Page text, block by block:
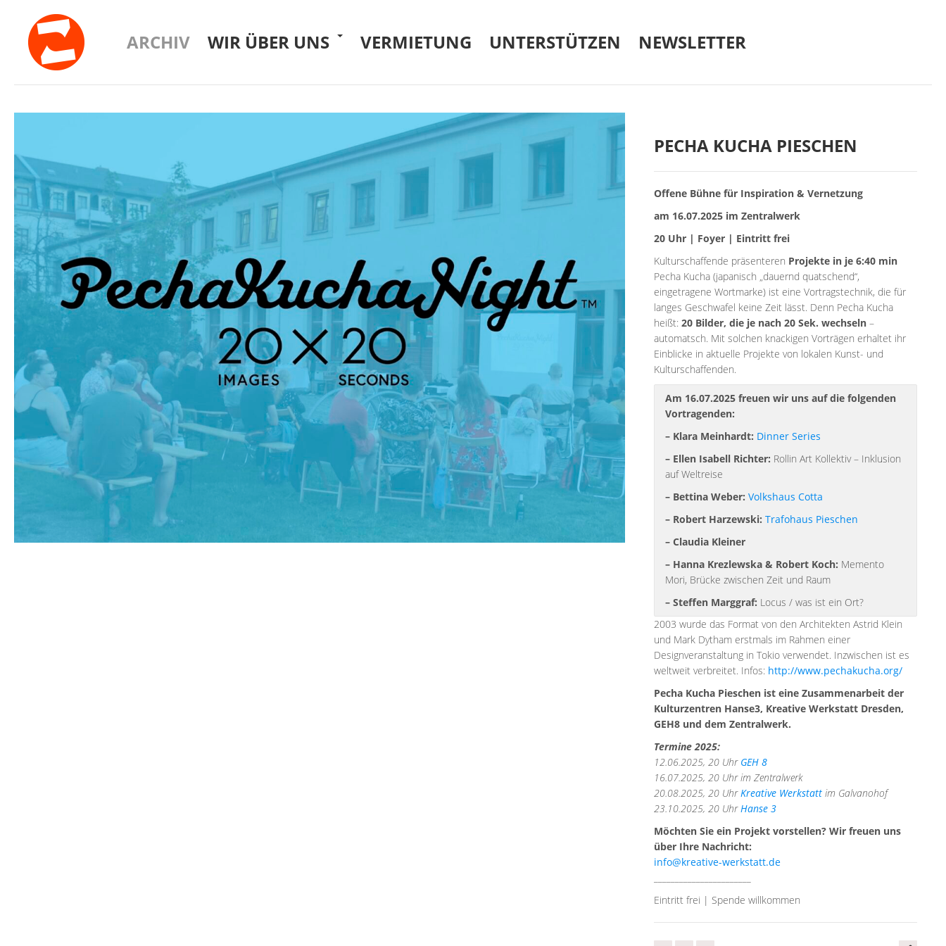
ARCHIV WIR ÜBER UNS VERMIETUNG UNTERSTÜTZEN NEWSLETTER
PECHA KUCHA PIESCHEN
Offene Bühne für Inspiration & Vernetzung
am 16.07.2025 im Zentralwerk
20 Uhr | Foyer | Eintritt frei
Kulturschaffende präsenteren Projekte in je 6:40 min
Pecha Kucha (japanisch „dauernd quatschend“,
eingetragene Wortmarke) ist eine Vortragstechnik, die für
langes Geschwafel keine Zeit lässt. Denn Pecha Kucha
heißt:20 Bilder, die je nach 20 Sek. wechseln –
automatsch. Mit solchen knackigen Vorträgen erhaltet ihr
Einblicke in aktuelle Projekte von lokalen Kunst- und
Kulturschaffenden.
Am 16.07.2025 freuen wir uns auf die folgenden
Vortragenden:
– Klara Meinhardt: Dinner Series
– Ellen Isabell Richter: Rollin Art Kollektiv – Inklusion
auf Weltreise
– Bettina Weber: Volkshaus Cotta
– Robert Harzewski: Trafohaus Pieschen
– Claudia Kleiner
– Hanna Krezlewska & Robert Koch: Memento
Mori, Brücke zwischen Zeit und Raum
– Steffen Marggraf: Locus / was ist ein Ort?
2003 wurde das Format von den Architekten Astrid Klein
und Mark Dytham erstmals im Rahmen einer
Designveranstaltung in Tokio verwendet. Inzwischen ist es
weltweit verbreitet. Infos: http://www.pechakucha.org/
Pecha Kucha Pieschen ist eine Zusammenarbeit der
Kulturzentren Hanse3, Kreative Werkstatt Dresden,
GEH8 und dem Zentralwerk.
Termine 2025:
12.06.2025, 20 Uhr GEH 8
16.07.2025, 20 Uhr im Zentralwerk
20.08.2025, 20 UhrKreative Werkstatt im Galvanohof
23.10.2025, 20 UhrHanse 3
Möchten Sie ein Projekt vorstellen? Wir freuen uns
über Ihre Nachricht:
info@kreative-werkstatt.de
Eintritt frei | Spende willkommen